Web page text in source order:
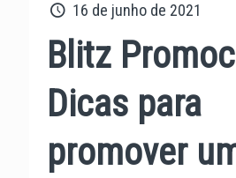
16 de junho de 2021
Blitz
Dicas para
promover